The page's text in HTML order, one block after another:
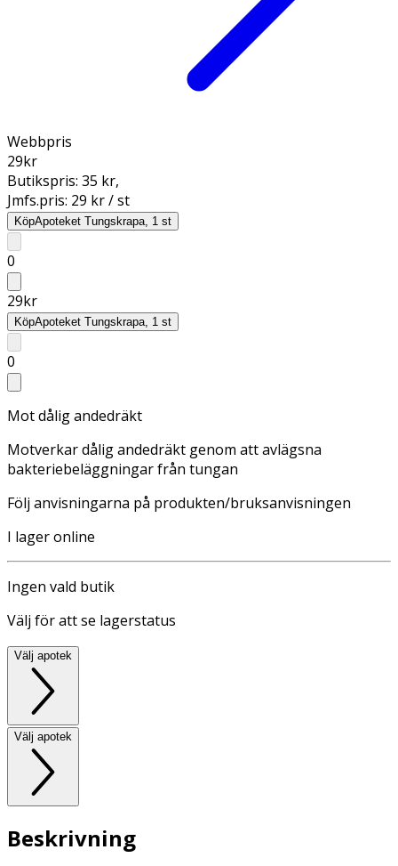
Webbpris
29kr
Butikspris: 35 kr,
Jmfs.pris: 29 kr / st
KöpApoteket Tungskrapa, 1 st
0
29kr
KöpApoteket Tungskrapa, 1 st
0
Mot dålig andedräkt
Motverkar dålig andedräkt genom att avlägsna
bakteriebeläggningar från tungan
Följ anvisningarna på produkten/bruksanvisningen
I lager online
Ingen vald butik
Välj för att se lagerstatus
Välj apotek
Välj apotek
Beskrivning